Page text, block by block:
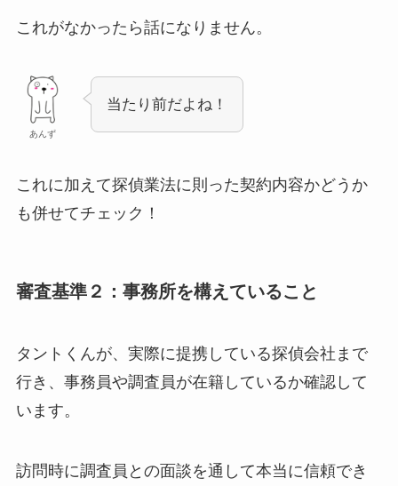
これがなかったら話になりません。
あんず
当たり前だよね！
これに加えて探偵業法に則った契約内容かどうか
も併せてチェック！
審査基準２：事務所を構えていること
タントくんが、実際に提携している探偵会社まで
行き、事務員や調査員が在籍しているか確認して
います。
訪問時に調査員との面談を通して本当に信頼でき